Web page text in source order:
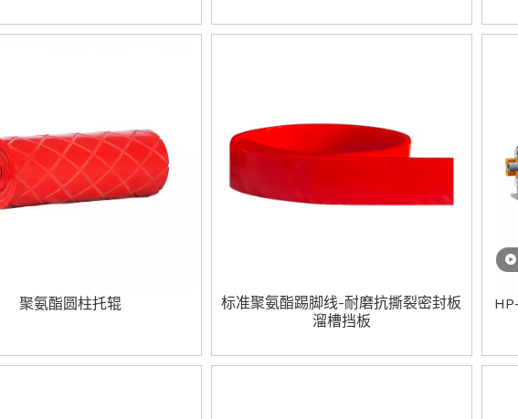
聚氨酯圆柱托辊
标准聚氨酯踢脚线-耐磨抗撕裂密封板
溜槽挡板